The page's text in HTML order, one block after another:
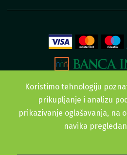
Koristimo tehnologiju
prikupljanje i analizu
prikazivanje oglašavanja, na
navika